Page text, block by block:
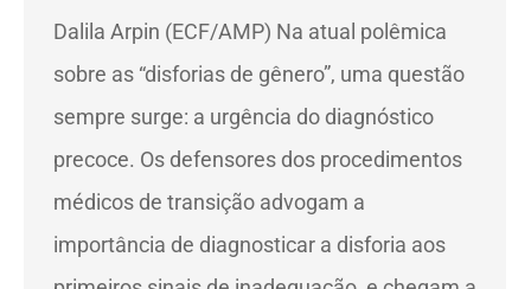
Dalila Arpin (ECF/AMP) Na atual polêmica
sobre as “disforias de gênero”, uma questão
sempre surge: a urgência do diagnóstico
precoce. Os defensores dos procedimentos
médicos de transição advogam a
importância de diagnosticar a disforia aos